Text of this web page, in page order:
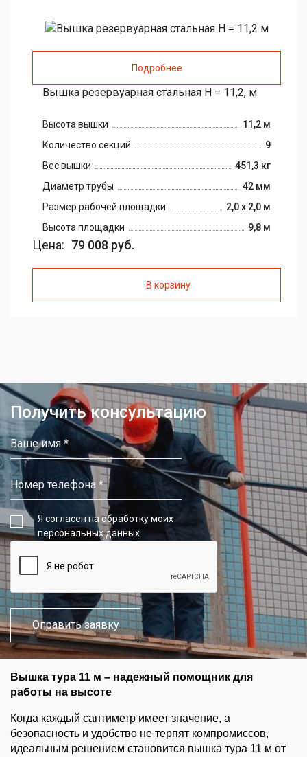
Подробнее
Вышка резервуарная стальная H = 11,2, м
Высота вышки
11,2 м
Количество секций
9
Вес вышки
451,3 кг
Диаметр трубы
42 мм
Размер рабочей площадки
2,0 х 2,0 м
Высота площадки
9,8 м
Цена: 79 008 руб.
В корзину
Получить консультацию
Я согласен на обработку моих
персональных данных
Вышка тура 11 м – надежный помощник для
работы на высоте
Когда каждый сантиметр имеет значение, а
безопасность и удобство не терпят компромиссов,
идеальным решением становится вышка тура 11 м от